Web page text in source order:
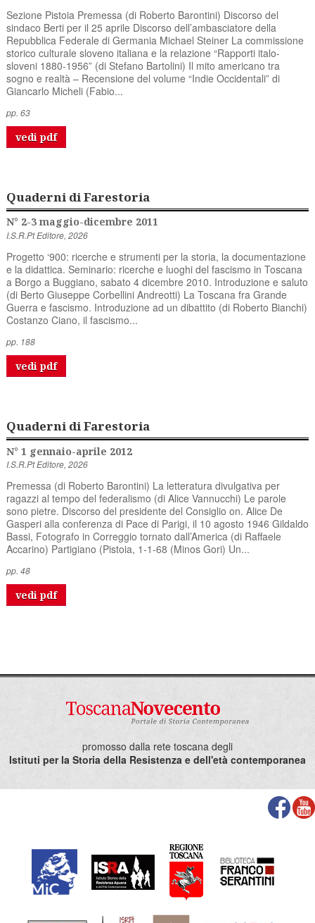
Sezione Pistoia Premessa (di Roberto Barontini) Discorso del
sindaco Berti per il 25 aprile Discorso dell’ambasciatore della
Repubblica Federale di Germania Michael Steiner La commissione
storico culturale sloveno italiana e la relazione “Rapporti italo-
sloveni 1880-1956” (di Stefano Bartolini) Il mito americano tra
sogno e realtà – Recensione del volume “Indie Occidentali” di
Giancarlo Micheli (Fabio...
pp. 63
vedi pdf
Quaderni di Farestoria
N° 2-3 maggio-dicembre 2011
I.S.R.Pt Editore, 2026
Progetto ‘900: ricerche e strumenti per la storia, la documentazione
e la didattica. Seminario: ricerche e luoghi del fascismo in Toscana
a Borgo a Buggiano, sabato 4 dicembre 2010. Introduzione e saluto
(di Berto Giuseppe Corbellini Andreotti) La Toscana fra Grande
Guerra e fascismo. Introduzione ad un dibattito (di Roberto Bianchi)
Costanzo Ciano, il fascismo...
pp. 188
vedi pdf
Quaderni di Farestoria
N° 1 gennaio-aprile 2012
I.S.R.Pt Editore, 2026
Premessa (di Roberto Barontini) La letteratura divulgativa per
ragazzi al tempo del federalismo (di Alice Vannucchi) Le parole
sono pietre. Discorso del presidente del Consiglio on. Alice De
Gasperi alla conferenza di Pace di Parigi, il 10 agosto 1946 Gildaldo
Bassi, Fotografo in Correggio tornato dall’America (di Raffaele
Accarino) Partigiano (Pistoia, 1-1-68 (Minos Gori) Un...
pp. 48
vedi pdf
promosso dalla rete toscana degli
Istituti per la Storia della Resistenza e dell'età contemporanea